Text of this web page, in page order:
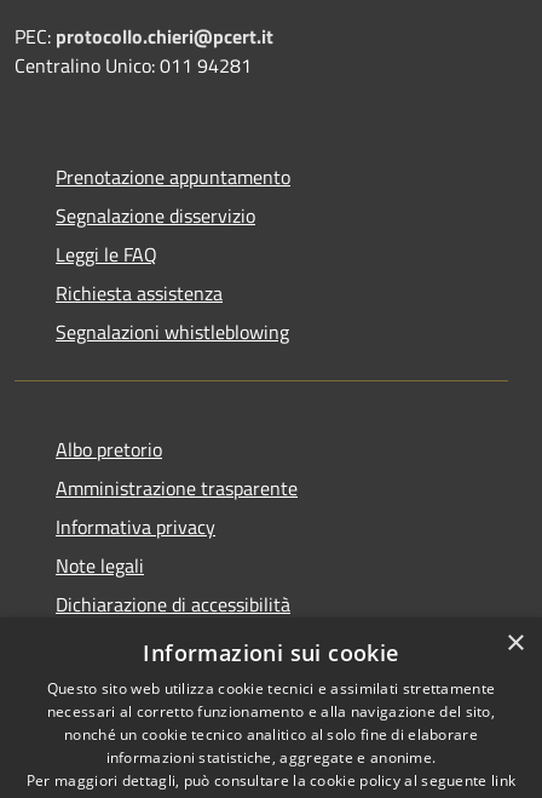
PEC: protocollo.chieri@pcert.it
Centralino Unico: 011 94281
Prenotazione appuntamento
Segnalazione disservizio
Leggi le FAQ
Richiesta assistenza
Segnalazioni whistleblowing
Albo pretorio
Amministrazione trasparente
Informativa privacy
Note legali
Dichiarazione di accessibilità
Meccanismo di Feedback
Copyright © 2026 • Comune di
×
Informazioni sui cookie
Questo sito web utilizza cookie tecnici e assimilati strettamente
necessari al corretto funzionamento e alla navigazione del sito,
nonché un cookie tecnico analitico al solo fine di elaborare
informazioni statistiche, aggregate e anonime.
Per maggiori dettagli, può consultare la cookie policy al seguente link